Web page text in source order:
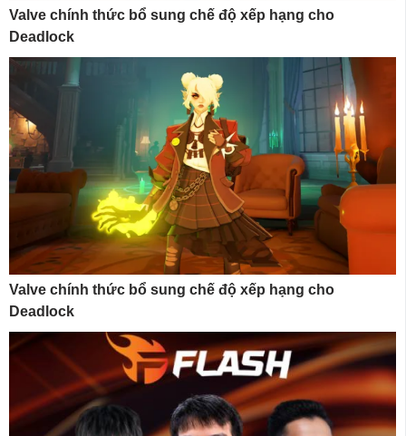
Valve chính thức bổ sung chế độ xếp hạng cho
Deadlock
Valve chính thức bổ sung chế độ xếp hạng cho
Deadlock